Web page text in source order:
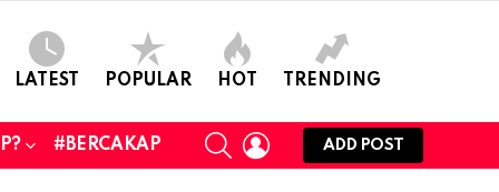
LATEST POPULAR HOT TRENDING
#BERCAKAP
SEARCHLOGIN
ADD POST